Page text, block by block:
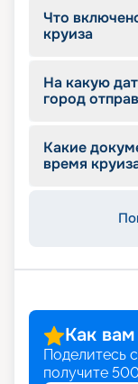
Что
круиза
На какую
город
Какие
время
Как
Поделитесь
получите